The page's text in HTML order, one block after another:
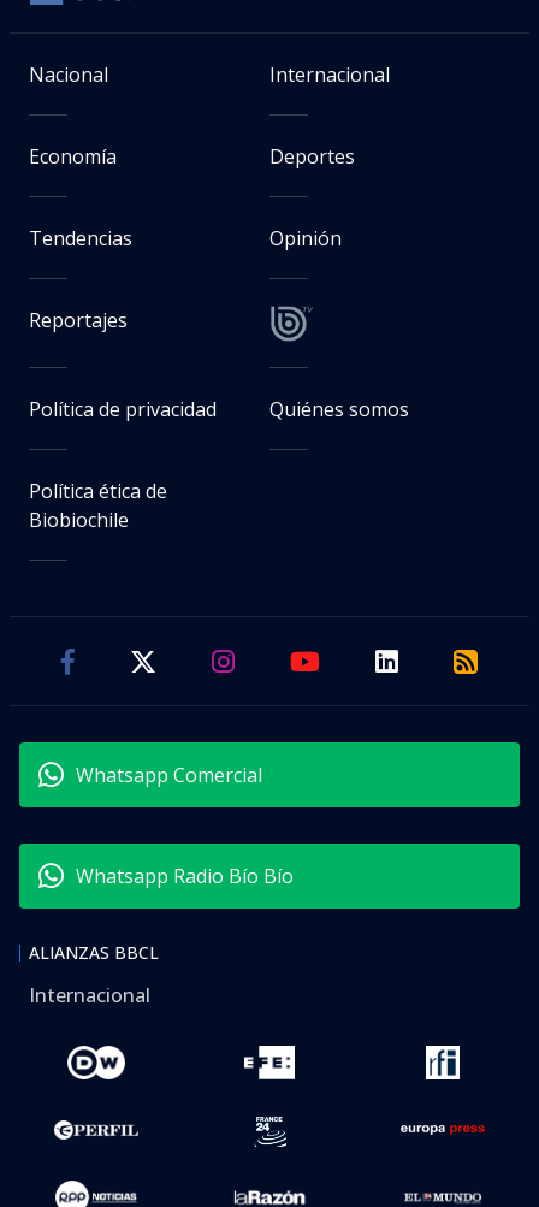
Nacional Internacional
Economía Deportes
Tendencias Opinión
Reportajes
Política de privacidad Quiénes somos
Política ética de
Biobiochile
Whatsapp Comercial
Whatsapp Radio Bío Bío
ALIANZAS BBCL
Internacional